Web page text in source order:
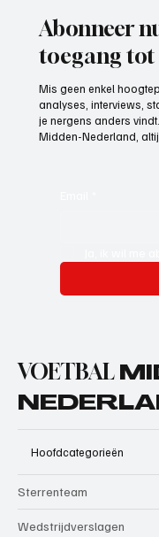
Abonneer
toegang
Mis geen enkel
analyses, interviews,
je nergens anders
Midden-Nederland,
VOETBAL
Hoofdcategorieën
Sterrenteam
Wedstrijdverslagen